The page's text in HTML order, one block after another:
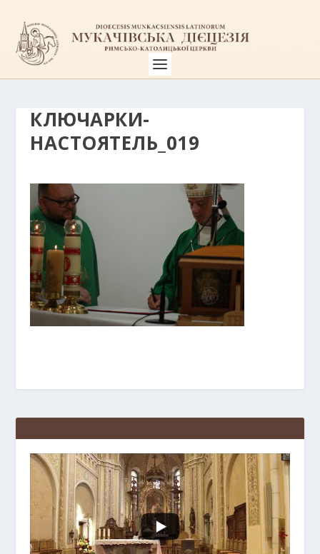
КЛЮЧАРКИ-
НАСТОЯТЕЛЬ_019